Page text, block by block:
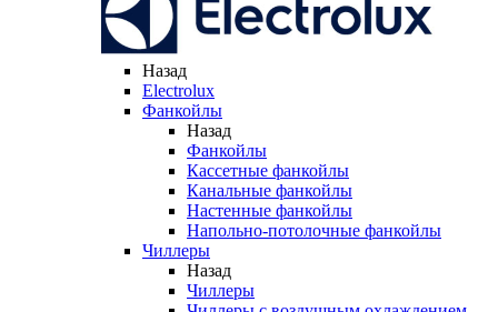
Назад
Electrolux
Фанкойлы
Назад
Фанкойлы
Кассетные фанкойлы
Канальные фанкойлы
Настенные фанкойлы
Напольно-потолочные фанкойлы
Чиллеры
Назад
Чиллеры